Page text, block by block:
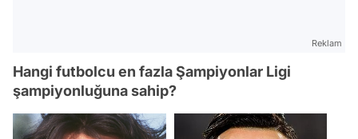
Reklam
Hangi futbolcu en fazla Şampiyonlar Ligi
şampiyonluğuna sahip?